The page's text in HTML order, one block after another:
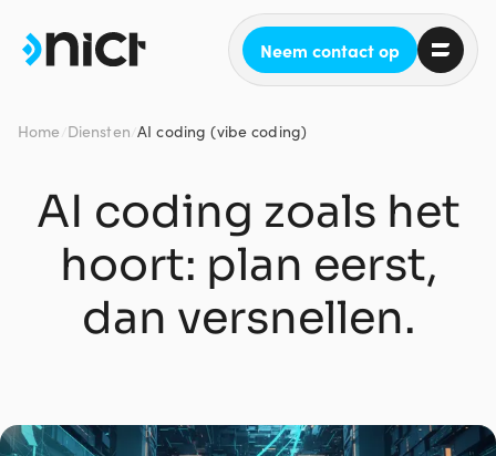
Neem contact op
Home Diensten AI coding (vibe coding)
AI coding zoals het
hoort: plan eerst,
dan versnellen.